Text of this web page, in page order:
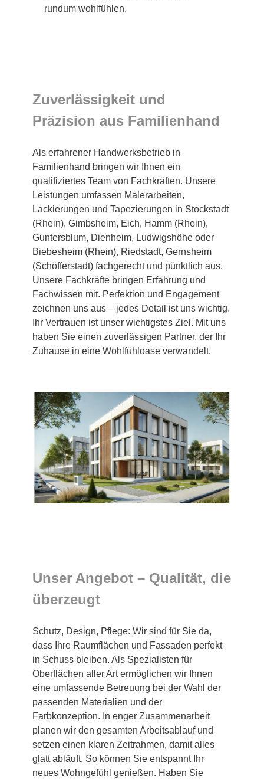
rundum wohlfühlen.
Zuverlässigkeit und
Präzision aus Familienhand
Als erfahrener Handwerksbetrieb in
Familienhand bringen wir Ihnen ein
qualifiziertes Team von Fachkräften. Unsere
Leistungen umfassen Malerarbeiten,
Lackierungen und Tapezierungen in Stockstadt
(Rhein), Gimbsheim, Eich, Hamm (Rhein),
Guntersblum, Dienheim, Ludwigshöhe oder
Biebesheim (Rhein), Riedstadt, Gernsheim
(Schöfferstadt) fachgerecht und pünktlich aus.
Unsere Fachkräfte bringen Erfahrung und
Fachwissen mit. Perfektion und Engagement
zeichnen uns aus – jedes Detail ist uns wichtig.
Ihr Vertrauen ist unser wichtigstes Ziel. Mit uns
haben Sie einen zuverlässigen Partner, der Ihr
Zuhause in eine Wohlfühloase verwandelt.
Unser Angebot – Qualität, die
überzeugt
Schutz, Design, Pflege: Wir sind für Sie da,
dass Ihre Raumflächen und Fassaden perfekt
in Schuss bleiben. Als Spezialisten für
Oberflächen aller Art ermöglichen wir Ihnen
eine umfassende Betreuung bei der Wahl der
passenden Materialien und der
Farbkonzeption. In enger Zusammenarbeit
planen wir den gesamten Arbeitsablauf und
setzen einen klaren Zeitrahmen, damit alles
glatt abläuft. So können Sie entspannt Ihr
neues Wohngefühl genießen. Haben Sie